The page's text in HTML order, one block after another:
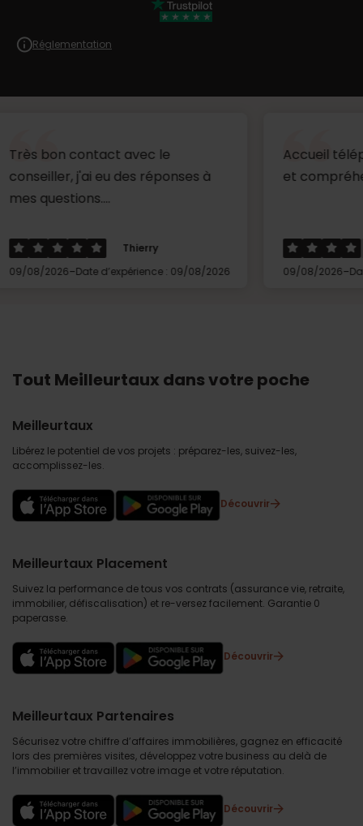
Réglementation
contact avec le
j'ai eu des réponses à
Thierry
Date d’expérience : 09/08/2026
Accueil téléphonique
et compréhensible ...
Hervé
09/08/2026
Date
Tout Meilleurtaux dans votre poche
Meilleurtaux
Libérez le potentiel de vos projets : préparez-les, suivez-les,
accomplissez-les.
Découvrir
Meilleurtaux Placement
Suivez la performance de tous vos contrats (assurance vie, retraite,
immobilier, défiscalisation) et re-versez facilement. Garantie 0
paperasse.
Découvrir
Meilleurtaux Partenaires
Sécurisez votre chiffre d’affaires immobilières, gagnez en efficacité
lors des premières visites, développez votre business au delà de
l’immobilier et travaillez votre image et votre réputation.
Découvrir